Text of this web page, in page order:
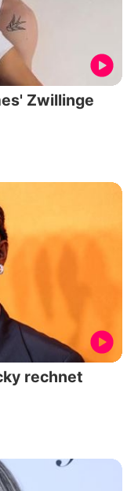
Zwillinge
rechnet